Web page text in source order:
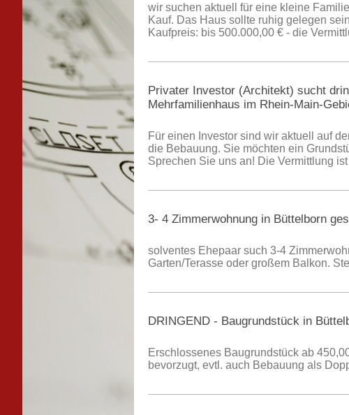
wir suchen aktuell für eine kleine
Kauf. Das Haus sollte ruhig gelegen
Kaufpreis: bis 500.000,00 € - die
Privater Investor (Architekt) sucht
Mehrfamilienhaus im Rhein-Main-
Für einen Investor sind wir aktuell auf
die Bebauung. Sie möchten ein
Sprechen Sie uns an! Die Vermittlung
3- 4 Zimmerwohnung in Büttelborn
solventes Ehepaar such 3-4
Garten/Terasse oder großem Balkon.
DRINGEND - Baugrundstück in
Erschlossenes Baugrundstück ab
bevorzugt, evtl. auch Bebauung als